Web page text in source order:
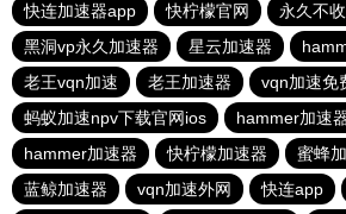
快连加速器app
快柠檬官网
永久不
黑洞vp永久加速器
星云加速器
老王vqn加速
老王加速器
vqn加速免
蚂蚁加速npv下载官网ios
hammer加速
hammer加速器
快柠檬加速器 蜜蜂
蓝鲸加速器
vqn加速外网 快连app